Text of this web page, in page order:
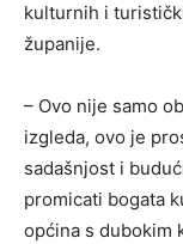
kulturnih i
županije.
– Ovo nije samo
izgleda, ovo je
sadašnjost i
promicati bogata
općina s dubokim